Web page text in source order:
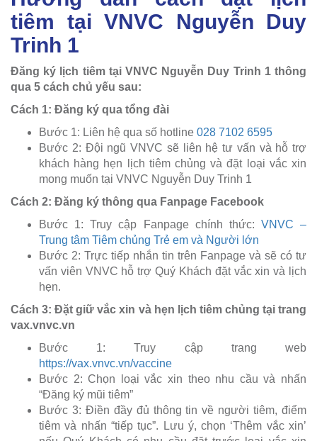
tiêm tại VNVC Nguyễn Duy
Trinh 1
Đăng ký lịch tiêm tại VNVC Nguyễn Duy Trinh 1 thông
qua 5 cách chủ yếu sau:
Cách 1: Đăng ký qua tổng đài
Bước 1: Liên hệ qua số hotline 028 7102 6595
Bước 2: Đội ngũ VNVC sẽ liên hệ tư vấn và hỗ trợ
khách hàng hẹn lịch tiêm chủng và đặt loại vắc xin
mong muốn tại VNVC Nguyễn Duy Trinh 1
Cách 2: Đăng ký thông qua Fanpage Facebook
Bước 1: Truy cập Fanpage chính thức: VNVC –
Trung tâm Tiêm chủng Trẻ em và Người lớn
Bước 2: Trực tiếp nhắn tin trên Fanpage và sẽ có tư
vấn viên VNVC hỗ trợ Quý Khách đặt vắc xin và lịch
hẹn.
Cách 3: Đặt giữ vắc xin và hẹn lịch tiêm chủng tại trang
vax.vnvc.vn
Bước 1: Truy cập trang web
https://vax.vnvc.vn/vaccine
Bước 2: Chọn loại vắc xin theo nhu cầu và nhấn
“Đăng ký mũi tiêm”
Bước 3: Điền đầy đủ thông tin về người tiêm, điểm
tiêm và nhấn “tiếp tục”. Lưu ý, chọn ‘Thêm vắc xin’